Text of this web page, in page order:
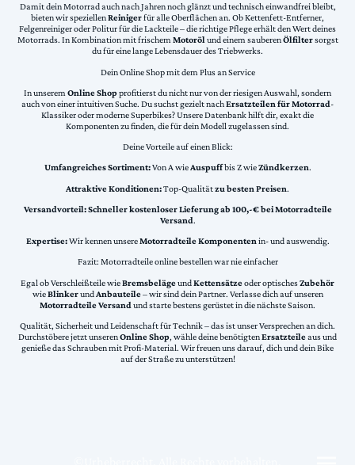
Damit dein Motorrad auch nach Jahren noch glänzt und technisch einwandfrei bleibt,
bieten wir speziellenReinigerfür alle Oberflächen an. Ob Kettenfett-Entferner,
Felgenreiniger oder Politur für die Lackteile – die richtige Pflege erhält den Wert deines
Motorrads. In Kombination mit frischemMotorölund einem sauberenÖlfiltersorgst
du für eine lange Lebensdauer des Triebwerks.
Dein Online Shop mit dem Plus an Service
In unserem Online Shopprofitierst du nicht nur von der riesigen Auswahl, sondern
auch von einer intuitiven Suche. Du suchst gezielt nachErsatzteilen für Motorrad-
Klassiker oder moderne Superbikes? Unsere Datenbank hilft dir, exakt die
Komponenten zu finden, die für dein Modell zugelassen sind.
Deine Vorteile auf einen Blick:
Umfangreiches Sortiment:Von A wieAuspuffbis Z wieZündkerzen.
Attraktive Konditionen:Top-Qualitätzu besten Preisen.
Versandvorteil:Schneller kostenloser Lieferung ab 100,-€ bei Motorradteile
Versand.
Expertise:Wir kennen unsereMotorradteile Komponentenin- und auswendig.
Fazit: Motorradteile online bestellen war nie einfacher
Egal ob Verschleißteile wieBremsbelägeundKettensätzeoder optischesZubehör
wieBlinkerundAnbauteile– wir sind dein Partner. Verlasse dich auf unseren
Motorradteile Versand und starte bestens gerüstet in die nächste Saison.
Qualität, Sicherheit und Leidenschaft für Technik – das ist unser Versprechen an dich.
Durchstöbere jetzt unserenOnline Shop, wähle deine benötigtenErsatzteileaus und
genieße das Schrauben mit Profi-Material. Wir freuen uns darauf, dich und dein Bike
auf der Straße zu unterstützen!